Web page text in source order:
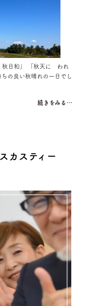
日和」 「秋天に われ
の良い秋晴れの一日でし
続きをみる…
カスティー